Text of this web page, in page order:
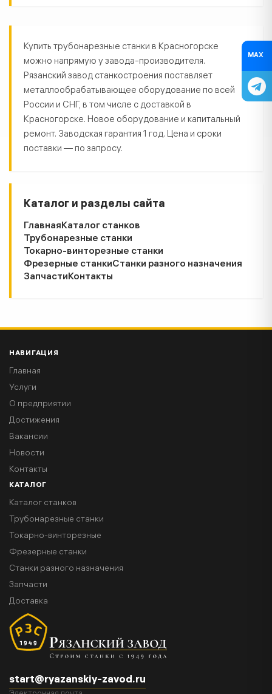
Трубонарезные станки в
Купить трубонарезные станки в Красногорске
можно напрямую у завода-производителя.
Рязанский завод станкостроения поставляет
металлообрабатывающее оборудование по всей
России и СНГ, в том числе с доставкой в
Красногорске. Новое оборудование и капитальный
ремонт. Заводская гарантия 1 год. Цена и сроки
поставки — по запросу.
Каталог и разделы сайта
ГлавнаяКаталог станков
Трубонарезные станки
Токарно-винторезные станки
Фрезерные станкиСтанки разного назначения
ЗапчастиКонтакты
start@ryazanskiy-zavod.ru
НАВИГАЦИЯ
Главная
Услуги
О предприятии
Достижения
Вакансии
Новости
Контакты
КАТАЛОГ
Каталог станков
Трубонарезные станки
Токарно-винторезные
Фрезерные станки
Станки разного назначения
Запчасти
Доставка
MAX